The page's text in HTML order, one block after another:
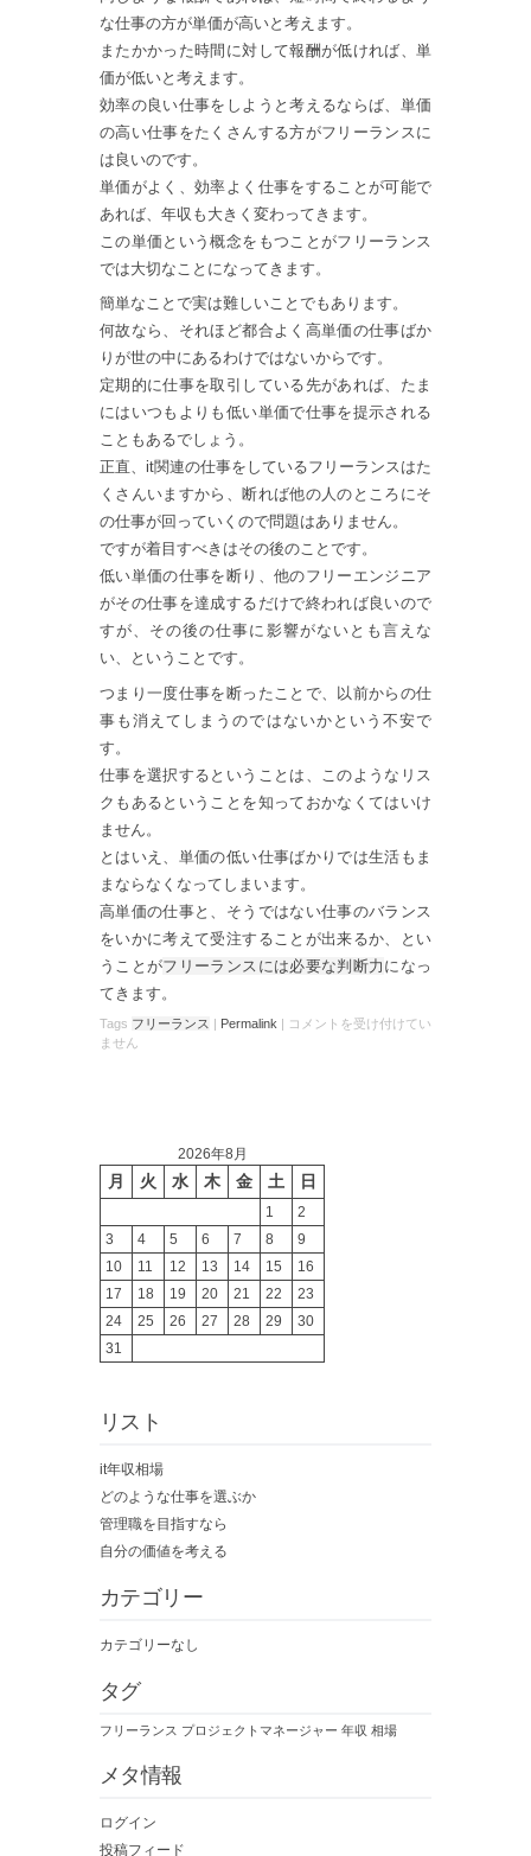
な仕事の方が単価が高いと考えます。
またかかった時間に対して報酬が低ければ、単
価が低いと考えます。
効率の良い仕事をしようと考えるならば、単価
の高い仕事をたくさんする方がフリーランスに
は良いのです。
単価がよく、効率よく仕事をすることが可能で
あれば、年収も大きく変わってきます。
この単価という概念をもつことがフリーランス
では大切なことになってきます。
簡単なことで実は難しいことでもあります。
何故なら、それほど都合よく高単価の仕事ばか
りが世の中にあるわけではないからです。
定期的に仕事を取引している先があれば、たま
にはいつもよりも低い単価で仕事を提示される
こともあるでしょう。
正直、it関連の仕事をしているフリーランスはた
くさんいますから、断れば他の人のところにそ
の仕事が回っていくので問題はありません。
ですが着目すべきはその後のことです。
低い単価の仕事を断り、他のフリーエンジニア
がその仕事を達成するだけで終われば良いので
すが、その後の仕事に影響がないとも言えな
い、ということです。
つまり一度仕事を断ったことで、以前からの仕
事も消えてしまうのではないかという不安で
す。
仕事を選択するということは、このようなリス
クもあるということを知っておかなくてはいけ
ません。
とはいえ、単価の低い仕事ばかりでは生活もま
まならなくなってしまいます。
高単価の仕事と、そうではない仕事のバランス
をいかに考えて受注することが出来るか、とい
うことがフリーランスには必要な判断力 になっ
てきます。
Tags フリーランス Permalink
コメントを受け付けてい
ません
2026年8月
月 火 水 木 金 土 日
1
2
3
4 5 6 7 8
9
10
11 12 13 14 15
16
17
18 19 20 21 22
23
24
25 26 27 28 29
30
31
リスト
it年収相場
どのような仕事を選ぶか
管理職を目指すなら
自分の価値を考える
カテゴリー
カテゴリーなし
タグ
フリーランス プロジェクトマネージャー 年収 相場
メタ情報
ログイン
投稿フィード